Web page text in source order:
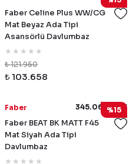
Faber Celine Plus WW/CG
Mat Beyaz Ada Tipi
Asansörlü Davlumbaz
₺ 121.950
₺ 103.658
%15
Faber 345.0612.337
Faber BEAT BK MATT F45
Mat Siyah Ada Tipi
Davlumbaz